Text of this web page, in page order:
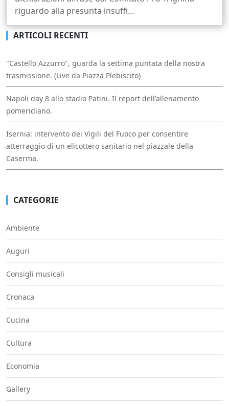
riguardo alla presunta insuffi...
ARTICOLI RECENTI
"Castello Azzurro", guarda la settima puntata della nostra
trasmissione. (Live da Piazza Plebiscito)
Napoli day 8 allo stadio Patini. Il report dell'allenamento
pomeridiano.
Isernia: intervento dei Vigili del Fuoco per consentire
atterraggio di un elicottero sanitario nel piazzale della
Caserma.
CATEGORIE
Ambiente
Auguri
Consigli musicali
Cronaca
Cucina
Cultura
Economia
Gallery